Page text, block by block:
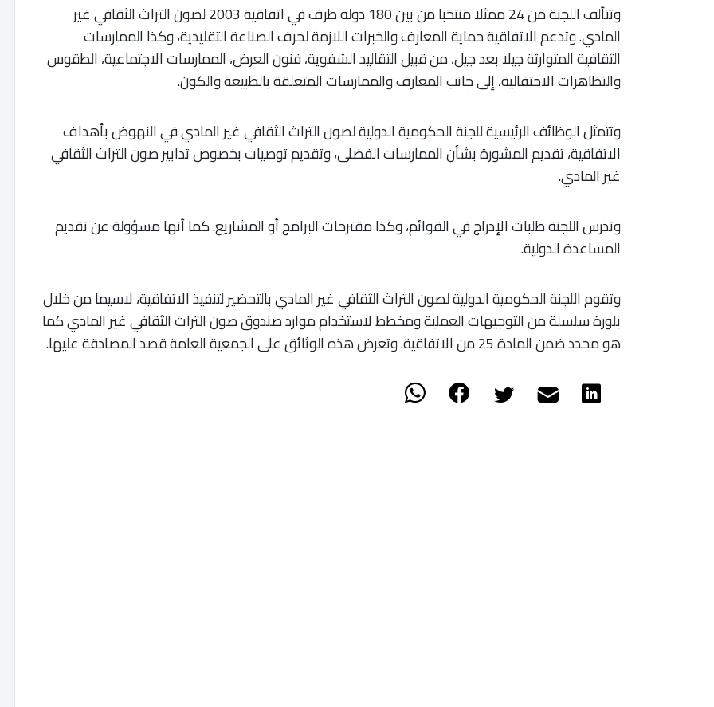
وتتألف اللجنة من 24 ممثلا منتخبا من بين 180 دولة طرف في اتفاقية 2003 لصون التراث الثقافي غير
المادي. وتدعم الاتفاقية حماية المعارف والخبرات اللازمة لحرف الصناعة التقليدية، وكذا الممارسات
الثقافية المتوارثة جيلا بعد جيل، من قبيل التقاليد الشفوية، فنون العرض، الممارسات الاجتماعية، الطقوس
والتظاهرات الاحتفالية، إلى جانب المعارف والممارسات المتعلقة بالطبيعة والكون.
وتتمثل الوظائف الرئيسية للجنة الحكومية الدولية لصون التراث الثقافي غير المادي في النهوض بأهداف
الاتفاقية، تقديم المشورة بشأن الممارسات الفضلى، وتقديم توصيات بخصوص تدابير صون التراث الثقافي
غير المادي.
وتدرس اللجنة طلبات الإدراج في القوائم، وكذا مقترحات البرامج أو المشاريع. كما أنها مسؤولة عن تقديم
المساعدة الدولية.
وتقوم اللجنة الحكومية الدولية لصون التراث الثقافي غير المادي بالتحضير لتنفيذ الاتفاقية، لاسيما من خلال
بلورة سلسلة من التوجيهات العملية ومخطط لاستخدام موارد صندوق صون التراث الثقافي غير المادي كما
هو محدد ضمن المادة 25 من الاتفاقية. وتعرض هذه الوثائق على الجمعية العامة قصد المصادقة عليها.